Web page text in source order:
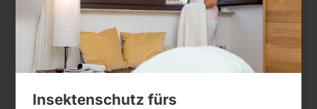
Insektenschutz fürs